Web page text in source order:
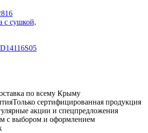
c сушкой,
по всему Крыму
Только сертифицированная продукция
акции и спецпредложения
с выбором и оформлением